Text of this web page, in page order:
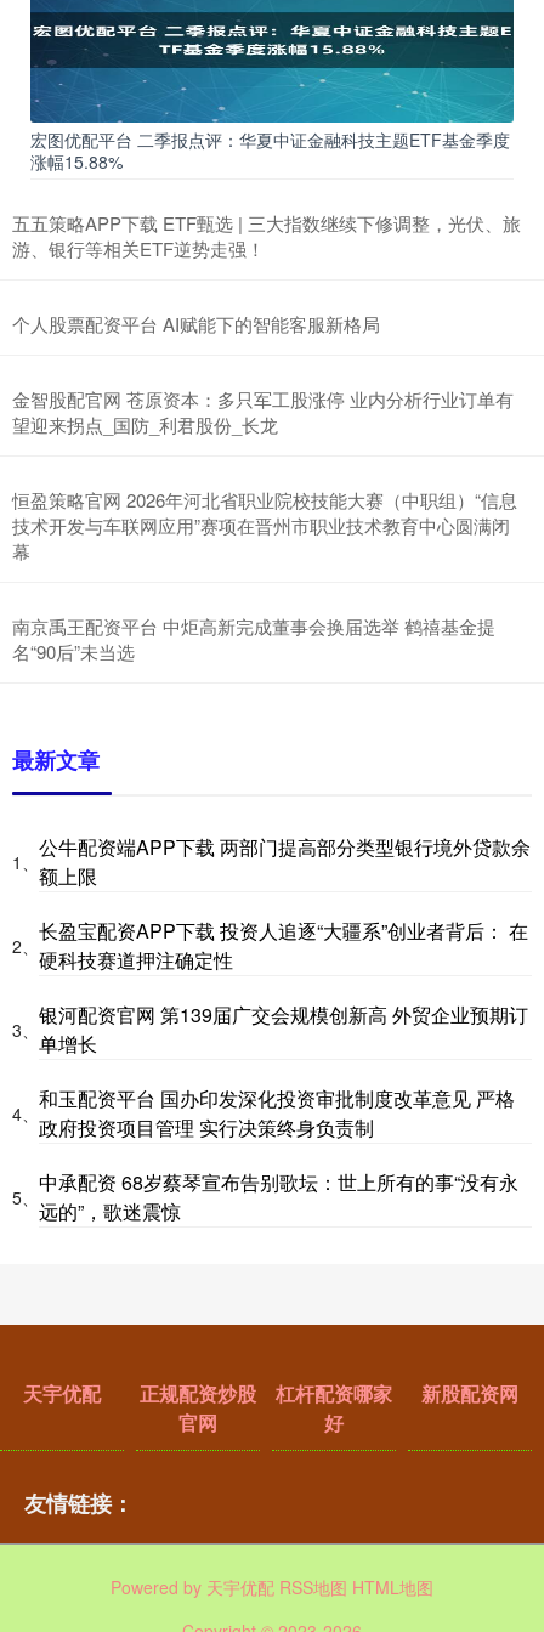
宏图优配平台 二季报点评：华夏中证金融科技主题ETF基金季度
涨幅15.88%
五五策略APP下载 ETF甄选 | 三大指数继续下修调整，光伏、旅
游、银行等相关ETF逆势走强！
个人股票配资平台 AI赋能下的智能客服新格局
金智股配官网 苍原资本：多只军工股涨停 业内分析行业订单有
望迎来拐点_国防_利君股份_长龙
恒盈策略官网 2026年河北省职业院校技能大赛（中职组）“信息
技术开发与车联网应用”赛项在晋州市职业技术教育中心圆满闭
幕
南京禹王配资平台 中炬高新完成董事会换届选举 鹤禧基金提
名“90后”未当选
最新文章
1、
公牛配资端APP下载 两部门提高部分类型银行境外贷款余
额上限
2、
长盈宝配资APP下载 投资人追逐“大疆系”创业者背后： 在
硬科技赛道押注确定性
3、
银河配资官网 第139届广交会规模创新高 外贸企业预期订
单增长
4、
和玉配资平台 国办印发深化投资审批制度改革意见 严格
政府投资项目管理 实行决策终身负责制
5、
中承配资 68岁蔡琴宣布告别歌坛：世上所有的事“没有永
远的”，歌迷震惊
天宇优配
正规配资炒股
官网
杠杆配资哪家
好
新股配资网
友情链接：
Powered by 天宇优配 RSS地图 HTML地图